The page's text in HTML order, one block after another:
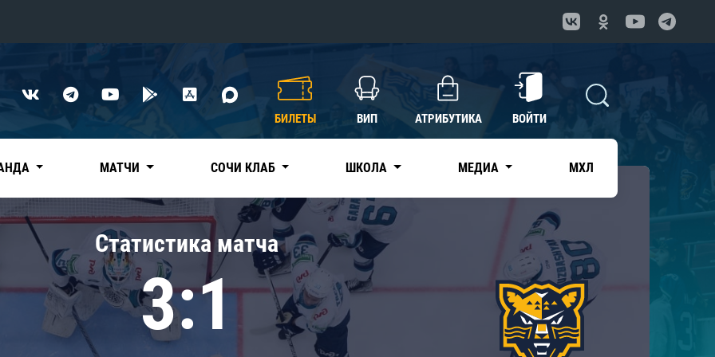
Нефтехимик
Дивизион Чернышева
Авангард
Адмирал
КХЛ
БИЛЕТЫ ВИП АТРИБУТИКА ВОЙТИ
МАТЧИ СОЧИ КЛАБ ШКОЛА МЕДИА МХЛ
Статистика матча
3:1